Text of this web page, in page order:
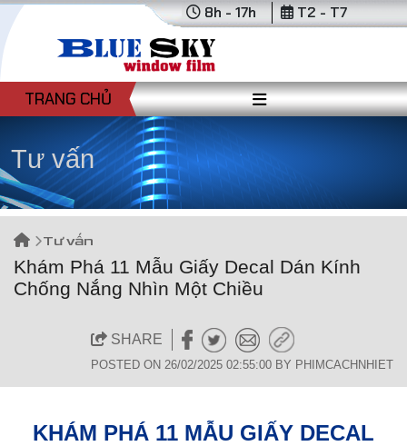
8h - 17h T2 - T7
TRANG CHỦ
Tư vấn
Tư vấn
Khám Phá 11 Mẫu Giấy Decal Dán Kính
Chống Nắng Nhìn Một Chiều
SHARE
POSTED ON 26/02/2025 02:55:00 BY PHIMCACHNHIET
KHÁM PHÁ 11 MẪU GIẤY DECAL